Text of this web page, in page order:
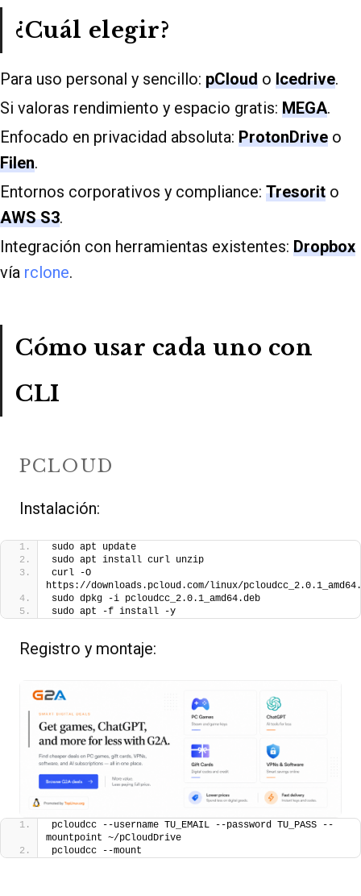
¿Cuál elegir?
Para uso personal y sencillo: pCloud o Icedrive.
Si valoras rendimiento y espacio gratis: MEGA.
Enfocado en privacidad absoluta: ProtonDrive o
Filen.
Entornos corporativos y compliance: Tresorit o
AWS S3.
Integración con herramientas existentes: Dropbox
vía rclone.
Cómo usar cada uno con
CLI
PCLOUD
Instalación:
sudo apt update
sudo apt install curl unzip
curl -O
https://downloads.pcloud.com/linux/
sudo dpkg -i pcloudcc_2.0.1_amd64.deb
sudo apt -f install -y
Registro y montaje:
pcloudcc --username TU_EMAIL --password TU_PASS --
mountpoint ~/pCloudDrive
pcloudcc --mount